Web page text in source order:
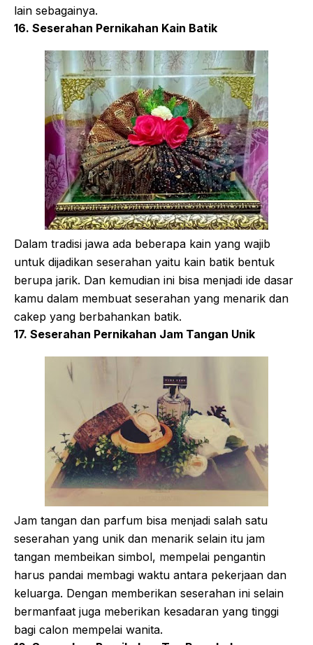
lain sebagainya.
16. Seserahan Pernikahan Kain Batik
Dalam tradisi jawa ada beberapa kain yang wajib
untuk dijadikan seserahan yaitu kain batik bentuk
berupa jarik. Dan kemudian ini bisa menjadi ide dasar
kamu dalam membuat seserahan yang menarik dan
cakep yang berbahankan batik.
17. Seserahan Pernikahan Jam Tangan Unik
Jam tangan dan parfum bisa menjadi salah satu
seserahan yang unik dan menarik selain itu jam
tangan membeikan simbol, mempelai pengantin
harus pandai membagi waktu antara pekerjaan dan
keluarga. Dengan memberikan seserahan ini selain
bermanfaat juga meberikan kesadaran yang tinggi
bagi calon mempelai wanita.